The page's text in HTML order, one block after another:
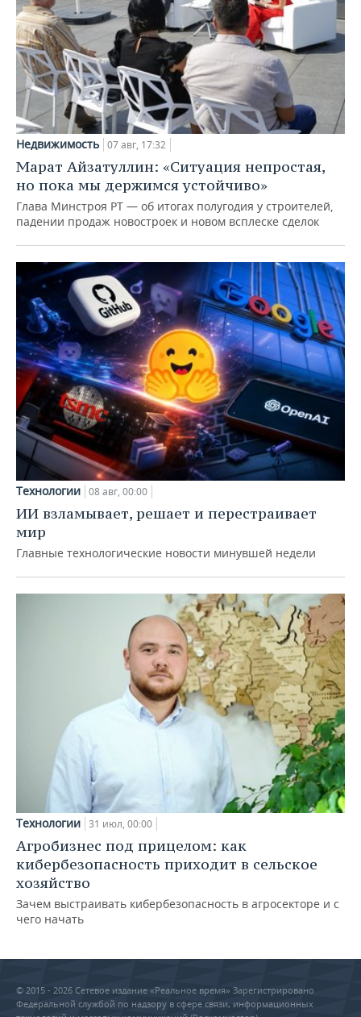
Недвижимость 07 авг, 17:32
Марат Айзатуллин: «Ситуация непростая,
но пока мы держимся устойчиво»
Глава Минстроя РТ — об итогах полугодия у строителей,
падении продаж новостроек и новом всплеске сделок
Технологии 08 авг, 00:00
ИИ взламывает, решает и перестраивает
мир
Главные технологические новости минувшей недели
Технологии 31 июл, 00:00
Агробизнес под прицелом: как
кибербезопасность приходит в сельское
хозяйство
Зачем выстраивать кибербезопасность в агросекторе и с
чего начать
© 2015 - 2026 Сетевое издание «Реальное время» Зарегистрировано
Федеральной службой по надзору в сфере связи, информационных